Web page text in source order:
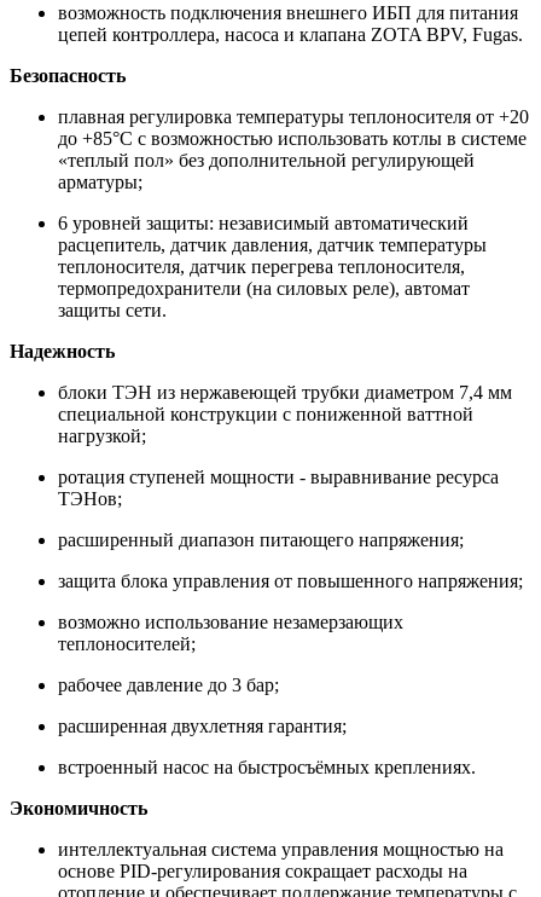
возможность подключения внешнего ИБП для питания
цепей контроллера, насоса и клапана ZOTA BPV, Fugas.
Безопасность
плавная регулировка температуры теплоносителя от +20
до +85°С с возможностью использовать котлы в системе
«теплый пол» без дополнительной регулирующей
арматуры;
6 уровней защиты: независимый автоматический
расцепитель, датчик давления, датчик температуры
теплоносителя, датчик перегрева теплоносителя,
термопредохранители (на силовых реле), автомат
защиты сети.
Надежность
блоки ТЭН из нержавеющей трубки диаметром 7,4 мм
специальной конструкции с пониженной ваттной
нагрузкой;
ротация ступеней мощности - выравнивание ресурса
ТЭНов;
расширенный диапазон питающего напряжения;
защита блока управления от повышенного напряжения;
возможно использование незамерзающих
теплоносителей;
рабочее давление до 3 бар;
расширенная двухлетняя гарантия;
встроенный насос на быстросъёмных креплениях.
Экономичность
интеллектуальная система управления мощностью на
основе PID-регулирования сокращает расходы на
отопление и обеспечивает поддержание температуры с